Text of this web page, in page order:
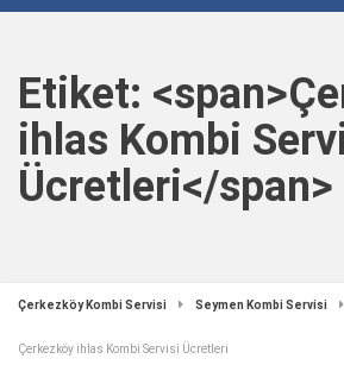
Etiket:
ihlas Kombi
Ücretleri</span>
Çerkezköy Kombi Servisi Seymen Kombi Servisi
Çerkezköy ihlas Kombi Servisi Ücretleri